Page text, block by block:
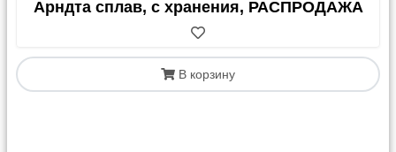
Арндта сплав, с хранения, РАСПРОДАЖА
В корзину